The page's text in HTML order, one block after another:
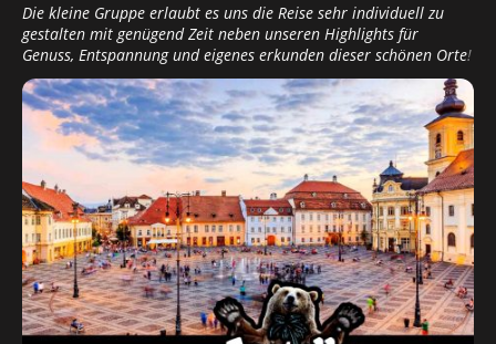
Die kleine Gruppe erlaubt es uns die Reise sehr individuell zu
gestalten mit genügend Zeit neben unseren Highlights für
Genuss, Entspannung und eigenes erkunden dieser schönen Orte!